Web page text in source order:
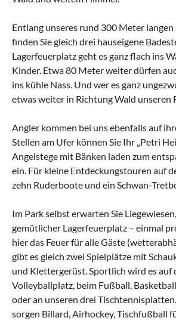
Entlang unseres rund 300 Meter
finden Sie gleich drei hauseigene
Lagerfeuerplatz geht es ganz flach ins
Kinder. Etwa 80 Meter weiter dürfen
ins kühle Nass. Und wer es ganz
etwas weiter in Richtung Wald unseren
Angler kommen bei uns ebenfalls auf
Stellen am Ufer können Sie Ihr „Petri
Angelstege mit Bänken laden zum
ein. Für kleine Entdeckungstouren auf
zehn Ruderboote und ein Schwan-
Im Park selbst erwarten Sie
gemütlicher Lagerfeuerplatz – einmal
hier das Feuer für alle Gäste
gibt es gleich zwei Spielplätze mit
und Klettergerüst. Sportlich wird es auf
Volleyballplatz, beim Fußball,
oder an unseren drei
sorgen Billard, Airhockey, Tischfußball